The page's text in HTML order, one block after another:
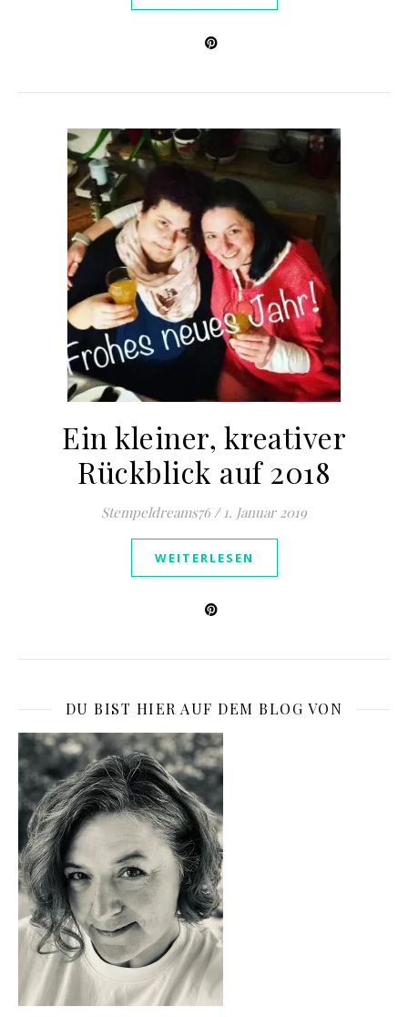
Ein kleiner, kreativer
Rückblick auf 2018
Stempeldreams76 / 1. Januar 2019
WEITERLESEN
DU BIST HIER AUF DEM BLOG VON